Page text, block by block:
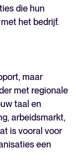
die hun
het bedrijf.
maar
met regionale
taal en
arbeidsmarkt,
is vooral voor
een